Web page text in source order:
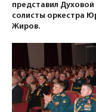
представил
солисты оркестра
Жиров.